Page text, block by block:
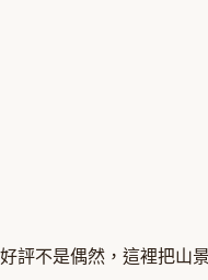
評不是偶然，這裡把